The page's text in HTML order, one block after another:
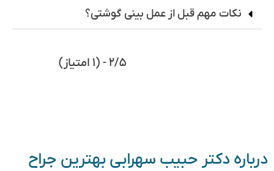
نکات مهم قبل از عمل بینی گوشتی؟
۲/۵ - (۱ امتیاز)
درباره دکتر حبیب سهرابی بهترین جراح